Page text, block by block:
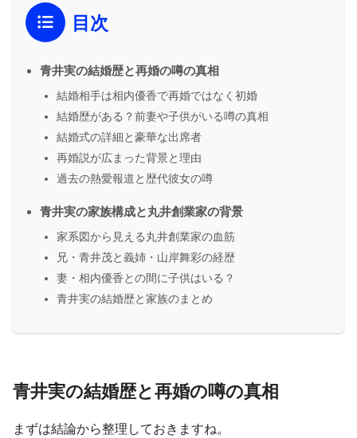
目次
青井実の結婚歴と再婚の噂の真相
結婚相手は相内優香で再婚ではなく初婚
結婚歴がある？前妻や子供がいる噂の真相
結婚式の詳細と豪華な出席者
再婚説が広まった背景と理由
過去の熱愛報道と歴代彼女の噂
青井実の家族構成と丸井創業家の背景
家系図から見える丸井創業家の血筋
兄・青井茂と義姉・山岸舞彩の経歴
妻・相内優香との間に子供はいる？
青井実の結婚歴と家族のまとめ
青井実の結婚歴と再婚の噂の真相
まずは結論から整理しておきますね。